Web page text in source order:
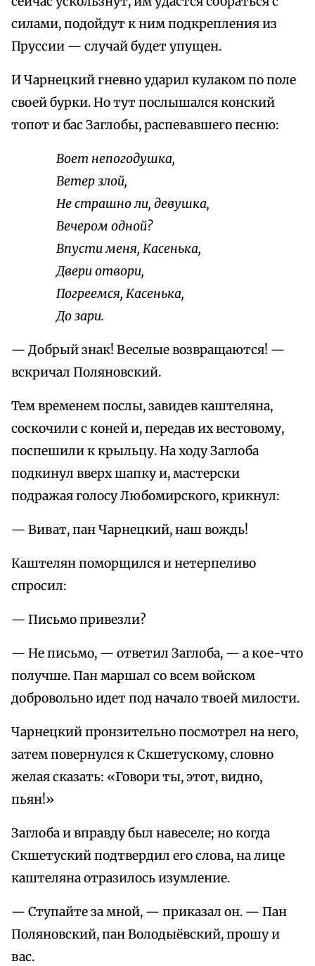
силами, подойдут к ним подкрепления из
Пруссии — случай будет упущен.
И Чарнецкий гневно ударил кулаком по поле
своей бурки. Но тут послышался конский
топот и бас Заглобы, распевавшего песню:
Воет непогодушка,
Ветер злой,
Не страшно ли, девушка,
Вечером одной?
Впусти меня, Касенька,
Двери отвори,
Погреемся, Касенька,
До зари.
— Добрый знак! Веселые возвращаются! —
вскричал Поляновский.
Тем временем послы, завидев каштеляна,
соскочили с коней и, передав их вестовому,
поспешили к крыльцу. На ходу Заглоба
подкинул вверх шапку и, мастерски
подражая голосу Любомирского, крикнул:
— Виват, пан Чарнецкий, наш вождь!
Каштелян поморщился и нетерпеливо
спросил:
— Письмо привезли?
— Не письмо, — ответил Заглоба, — а кое-что
получше. Пан маршал со всем войском
добровольно идет под начало твоей милости.
Чарнецкий пронзительно посмотрел на него,
затем повернулся к Скшетускому, словно
желая сказать: «Говори ты, этот, видно,
пьян!»
Заглоба и вправду был навеселе; но когда
Скшетуский подтвердил его слова, на лице
каштеляна отразилось изумление.
— Ступайте за мной, — приказал он. — Пан
Поляновский, пан Володыёвский, прошу и
вас.